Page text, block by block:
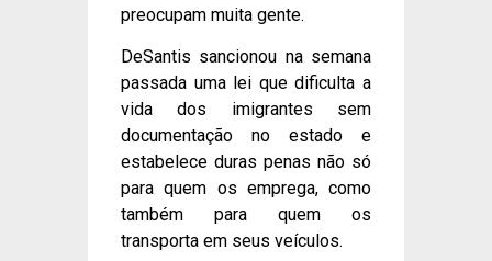
preocupam muita gente.
DeSantis sancionou na semana
passada uma lei que dificulta a
vida dos imigrantes sem
documentação no estado e
estabelece duras penas não só
para quem os emprega, como
também para quem os
transporta em seus veículos.